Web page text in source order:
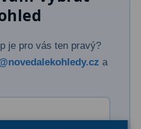
je pro vás ten pravý?
a